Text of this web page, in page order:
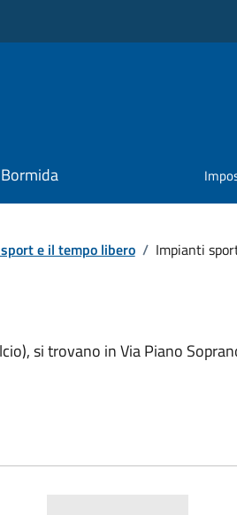
e il tempo libero / Impianti
si trovano in Via Piano